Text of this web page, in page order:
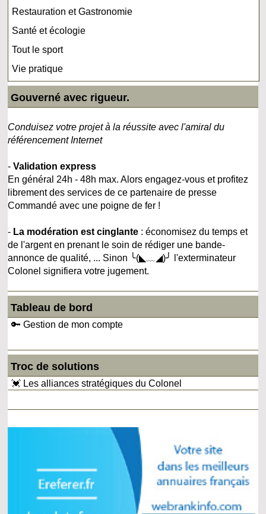
Restauration et Gastronomie
Santé et écologie
Tout le sport
Vie pratique
Gouverné avec rigueur.
Conduisez votre projet à la réussite avec l'amiral du
référencement Internet
-Validation express
En général 24h - 48h max. Alors engagez-vous et profitez
librement des services de ce partenaire de presse
Commandé avec une poigne de fer !
- La modération est cinglante : économisez du temps et
de l'argent en prenant le soin de rédiger une bande-
annonce de qualité, ... Sinon ╰(◣﹏◢)╯ l'exterminateur
Colonel signifiera votre jugement.
Tableau de bord
🔑 Gestion de mon compte
Troc de solutions
💓 Les alliances stratégiques du Colonel